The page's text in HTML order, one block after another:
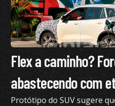
Flex a caminho?
abastecendo com
Protótipo do SUV sugere